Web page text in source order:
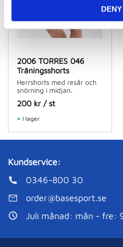
DENY
2006 TORRES 046
Träningsshorts
Herrshorts med resår och
snörning i midjan.
200kr / st
I lager
Kundservice:
0346-800 30
order@basesport.se
Juli månad: mån - fre: